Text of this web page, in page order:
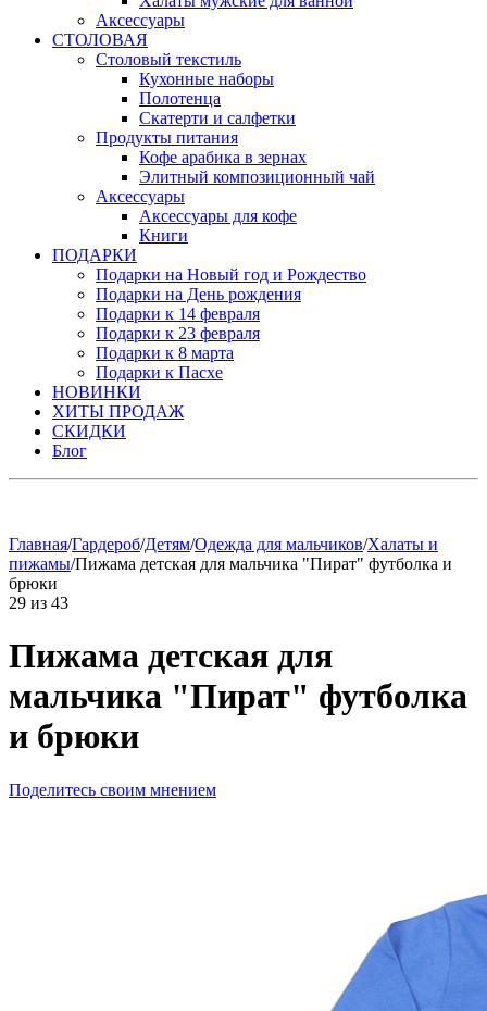
Аксессуары
СТОЛОВАЯ
Столовый текстиль
Кухонные наборы
Полотенца
Скатерти и салфетки
Продукты питания
Кофе арабика в зернах
Элитный композиционный чай
Аксессуары
Аксессуары для кофе
Книги
ПОДАРКИ
Подарки на Новый год и Рождество
Подарки на День рождения
Подарки к 14 февраля
Подарки к 23 февраля
Подарки к 8 марта
Подарки к Пасхе
НОВИНКИ
ХИТЫ ПРОДАЖ
СКИДКИ
Блог
Главная/Гардероб/Детям/Одежда для мальчиков/Халаты и
пижамы/Пижама детская для мальчика "Пират" футболка и
брюки
29 из 43
Пижама детская для
мальчика "Пират" футболка
и брюки
Поделитесь своим мнением